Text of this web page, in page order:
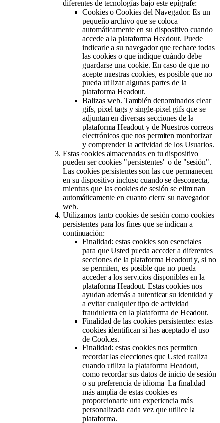
diferentes de tecnologías bajo este epígrafe:
Cookies o Cookies del Navegador. Es un
pequeño archivo que se coloca
automáticamente en su dispositivo cuando
accede a la plataforma Headout. Puede
indicarle a su navegador que rechace todas
las cookies o que indique cuándo debe
guardarse una cookie. En caso de que no
acepte nuestras cookies, es posible que no
pueda utilizar algunas partes de la
plataforma Headout.
Balizas web. También denominados clear
gifs, pixel tags y single-pixel gifs que se
adjuntan en diversas secciones de la
plataforma Headout y de Nuestros correos
electrónicos que nos permiten monitorizar
y comprender la actividad de los Usuarios.
Estas cookies almacenadas en tu dispositivo
pueden ser cookies "persistentes" o de "sesión".
Las cookies persistentes son las que permanecen
en su dispositivo incluso cuando se desconecta,
mientras que las cookies de sesión se eliminan
automáticamente en cuanto cierra su navegador
web.
Utilizamos tanto cookies de sesión como cookies
persistentes para los fines que se indican a
continuación:
Finalidad: estas cookies son esenciales
para que Usted pueda acceder a diferentes
secciones de la plataforma Headout y, si no
se permiten, es posible que no pueda
acceder a los servicios disponibles en la
plataforma Headout. Estas cookies nos
ayudan además a autenticar su identidad y
a evitar cualquier tipo de actividad
fraudulenta en la plataforma de Headout.
Finalidad de las cookies persistentes: estas
cookies identifican si has aceptado el uso
de Cookies.
Finalidad: estas cookies nos permiten
recordar las elecciones que Usted realiza
cuando utiliza la plataforma Headout,
como recordar sus datos de inicio de sesión
o su preferencia de idioma. La finalidad
más amplia de estas cookies es
proporcionarte una experiencia más
personalizada cada vez que utilice la
plataforma.